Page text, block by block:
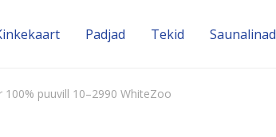
Padjad Tekid Sauna­linad
100% puuvill 10–2990 WhiteZoo